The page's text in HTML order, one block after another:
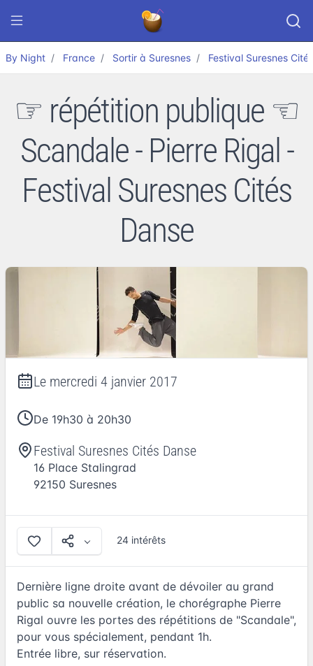
By Night France Sortir à Suresnes Festival Suresnes
☞ répétition publique ☜
Scandale - Pierre Rigal -
Festival Suresnes Cités
Danse
Le mercredi 4 janvier 2017
De 19h30 à 20h30
Festival Suresnes Cités Danse
16 Place Stalingrad
92150 Suresnes
24 intérêts
Dernière ligne droite avant de dévoiler au grand
public sa nouvelle création, le chorégraphe Pierre
Rigal ouvre les portes des répétitions de "Scandale",
pour vous spécialement, pendant 1h.
Entrée libre, sur réservation.